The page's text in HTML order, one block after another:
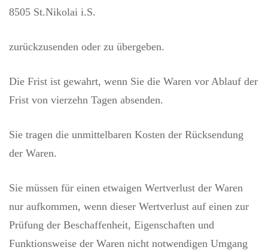
8505 St.Nikolai i.S.
zurückzusenden oder zu übergeben.
Die Frist ist gewahrt, wenn Sie die Waren vor Ablauf der
Frist von vierzehn Tagen absenden.
Sie tragen die unmittelbaren Kosten der Rücksendung
der Waren.
Sie müssen für einen etwaigen Wertverlust der Waren
nur aufkommen, wenn dieser Wertverlust auf einen zur
Prüfung der Beschaffenheit, Eigenschaften und
Funktionsweise der Waren nicht notwendigen Umgang